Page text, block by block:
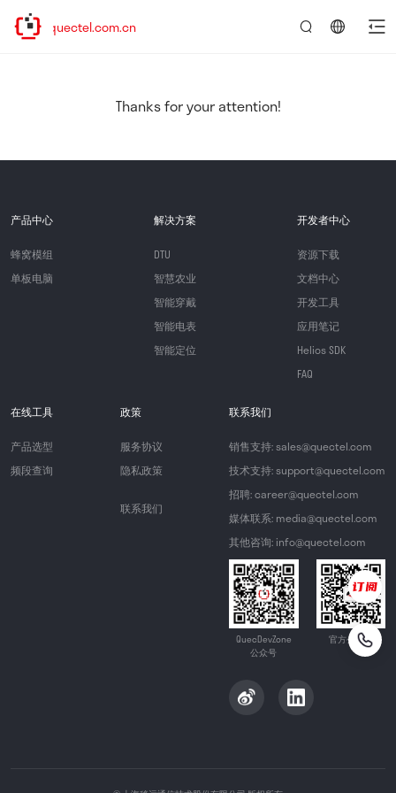
www.quectel.com.cn
Thanks for your attention!
产品中心
蜂窝模组
单板电脑
解决方案
DTU
智慧农业
智能穿戴
智能电表
智能定位
开发者中心
资源下载
文档中心
开发工具
应用笔记
Helios SDK
FAQ
在线工具
产品选型
频段查询
政策
服务协议
隐私政策
联系我们
联系我们
销售支持: sales@quectel.com
技术支持: support@quectel.com
招聘: career@quectel.com
媒体联系: media@quectel.com
其他咨询: info@quectel.com
QuecDevZone
公众号
官方公众号